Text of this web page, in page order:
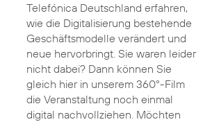
Telefónica Deutschland erfahren,
wie die Digitalisierung bestehende
Geschäftsmodelle verändert und
neue hervorbringt. Sie waren leider
nicht dabei? Dann können Sie
gleich hier in unserem 360°-Film
die Veranstaltung noch einmal
digital nachvollziehen. Möchten